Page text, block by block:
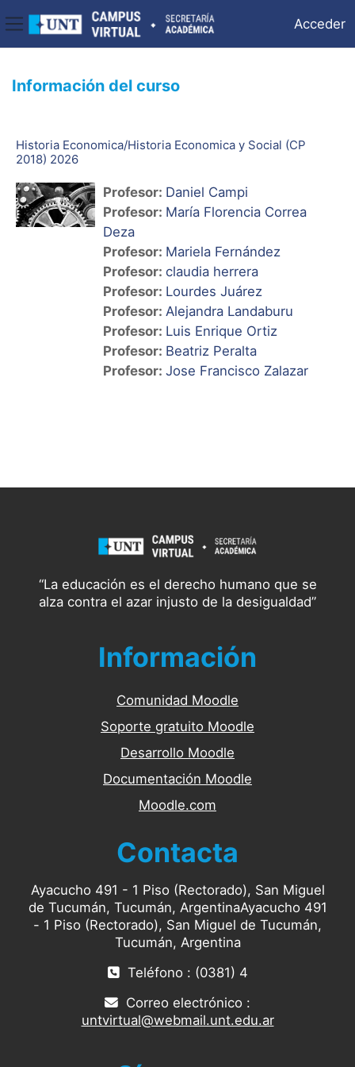
Panel lateral
Acceder
Información del curso
Historia Economica/Historia Economica y Social (CP
2018) 2026
Profesor: Daniel Campi
Profesor: María Florencia Correa
Deza
Profesor: Mariela Fernández
Profesor: claudia herrera
Profesor: Lourdes Juárez
Profesor: Alejandra Landaburu
Profesor: Luis Enrique Ortiz
Profesor: Beatriz Peralta
Profesor: Jose Francisco Zalazar
“La educación es el derecho humano que se
alza contra el azar injusto de la desigualdad”
Información
Comunidad Moodle
Soporte gratuito Moodle
Desarrollo Moodle
Documentación Moodle
Moodle.com
Contacta
Ayacucho 491 - 1 Piso (Rectorado), San Miguel
de Tucumán, Tucumán, ArgentinaAyacucho 491
- 1 Piso (Rectorado), San Miguel de Tucumán,
Tucumán, Argentina
Teléfono : (0381) 4
Correo electrónico :
untvirtual@webmail.unt.edu.ar